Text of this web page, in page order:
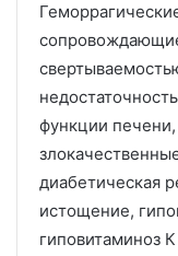
функции печени,
диабетическая
истощение,
гиповитаминоз